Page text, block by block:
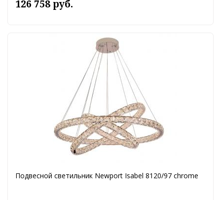
126 758 руб.
Подвесной светильник Newport Isabel 8120/97 chrome